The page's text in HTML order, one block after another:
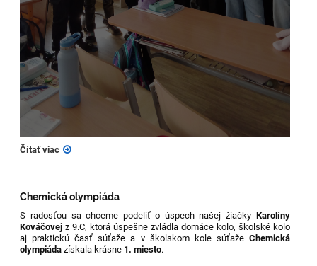
Čítať viac
Chemická olympiáda
S radosťou sa chceme podeliť o úspech našej žiačky Karolíny
Kováčovej z 9.C, ktorá úspešne zvládla domáce kolo, školské kolo
aj praktickú časť súťaže a v školskom kole súťaže Chemická
olympiáda získala krásne 1. miesto.